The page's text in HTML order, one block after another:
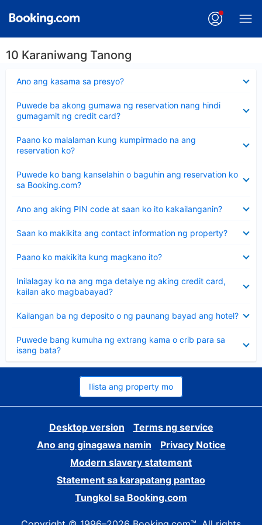
10 Karaniwang Tanong
Ano ang kasama sa presyo?
ang
Puwede ba akong gumawa ng reservation nang hindi
gumagamit ng credit card?
ang
sagot
Paano ko malalaman kung kumpirmado na ang
reservation ko?
ang
sagot
Puwede ko bang kanselahin o baguhin ang reservation ko
sa Booking.com?
ang
sagot
Ano ang aking PIN code at saan ko ito kakailanganin?
ang
Saan ko makikita ang contact information ng property?
ang
Paano ko makikita kung magkano ito?
ang
Inilalagay ko na ang mga detalye ng aking credit card,
kailan ako magbabayad?
ang
sagot
Kailangan ba ng deposito o ng paunang bayad ang hotel?
ang
Puwede bang kumuha ng extrang kama o crib para sa
isang bata?
ang
sagot
Ilista ang property mo
Desktop version
Terms ng service
Ano ang ginagawa namin
Privacy Notice
Modern slavery statement
Statement sa karapatang pantao
Tungkol sa Booking.com